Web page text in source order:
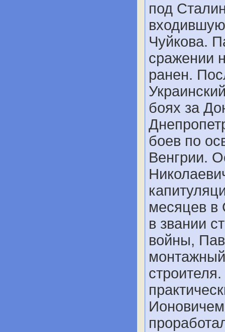
под
Чуйкова.
сражении
ранен.
боях за
боев по
Венгрии.
месяцев
в звании
войны,